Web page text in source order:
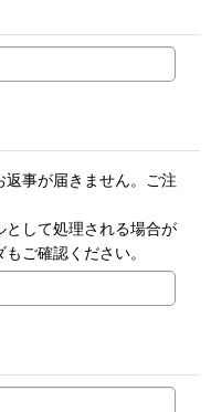
返事が届きません。ご注
として処理される場合が
ご確認ください。